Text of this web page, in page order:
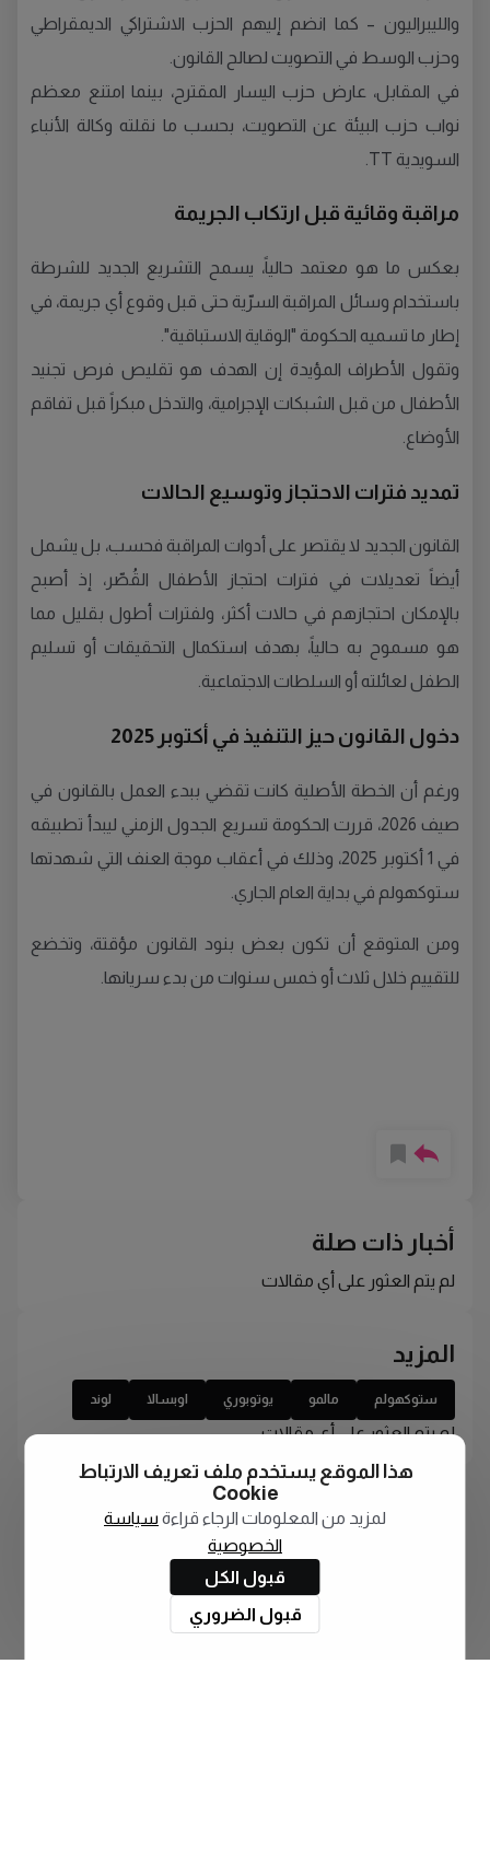
والليبراليون – كما انضم إليهم الحزب الاشتراكي الديمقراطي
وحزب الوسط في التصويت لصالح القانون.
في المقابل، عارض حزب اليسار المقترح، بينما امتنع معظم
نواب حزب البيئة عن التصويت، بحسب ما نقلته وكالة الأنباء
السويدية TT.
مراقبة وقائية قبل ارتكاب الجريمة
بعكس ما هو معتمد حالياً، يسمح التشريع الجديد للشرطة
باستخدام وسائل المراقبة السرّية حتى قبل وقوع أي جريمة، في
إطار ما تسميه الحكومة "الوقاية الاستباقية".
وتقول الأطراف المؤيدة إن الهدف هو تقليص فرص تجنيد
الأطفال من قبل الشبكات الإجرامية، والتدخل مبكراً قبل تفاقم
الأوضاع.
تمديد فترات الاحتجاز وتوسيع الحالات
القانون الجديد لا يقتصر على أدوات المراقبة فحسب، بل يشمل
أيضاً تعديلات في فترات احتجاز الأطفال القُصّر، إذ أصبح
بالإمكان احتجازهم في حالات أكثر، ولفترات أطول بقليل مما
هو مسموح به حالياً، بهدف استكمال التحقيقات أو تسليم
الطفل لعائلته أو السلطات الاجتماعية.
دخول القانون حيز التنفيذ في أكتوبر 2025
ورغم أن الخطة الأصلية كانت تقضي ببدء العمل بالقانون في
صيف 2026، قررت الحكومة تسريع الجدول الزمني ليبدأ تطبيقه
في 1 أكتوبر 2025، وذلك في أعقاب موجة العنف التي شهدتها
ستوكهولم في بداية العام الجاري.
ومن المتوقع أن تكون بعض بنود القانون مؤقتة، وتخضع
للتقييم خلال ثلاث أو خمس سنوات من بدء سريانها.
أخبار ذات صلة
لم يتم العثور على أي مقالات
المزيد
ستوكهولم مالمو يوتوبوري اوبسالا لوند
لم يتم العثور على أي مقالات
هذا الموقع يستخدم ملف تعريف الارتباط
Cookie
لمزيد من المعلومات الرجاء قراءة سياسة
الخصوصية
قبول الكل
قبول الضروري